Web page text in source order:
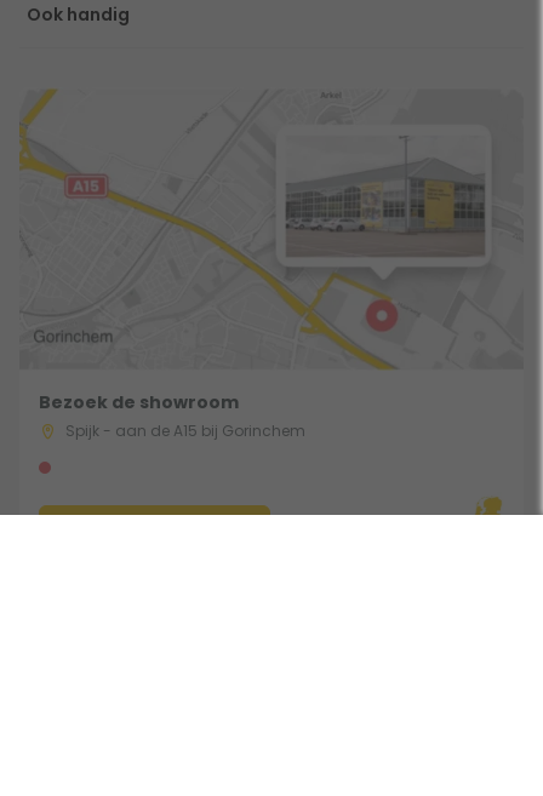
Ook handig
Bezoek de showroom
Spijk - aan de A15 bij Gorinchem